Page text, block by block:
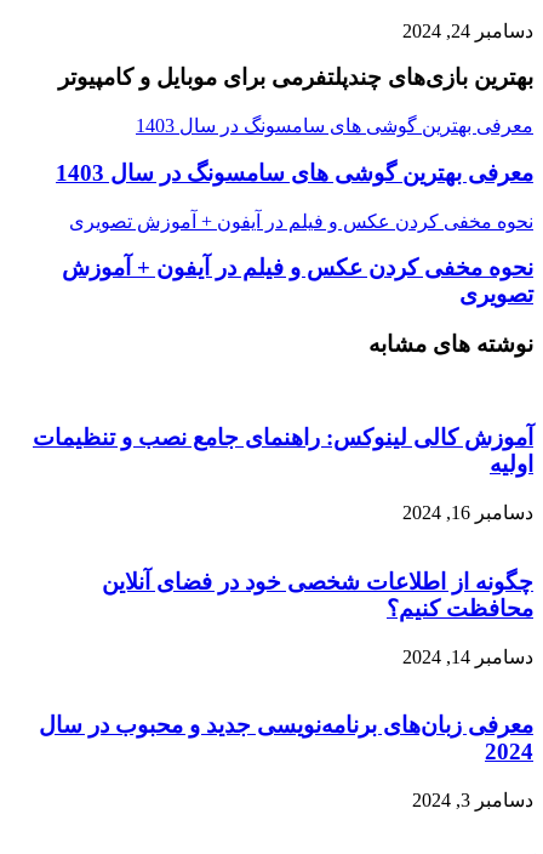
دسامبر 24, 2024
بهترین بازی‌های چندپلتفرمی برای موبایل و کامپیوتر
معرفی بهترین گوشی های سامسونگ در سال 1403
معرفی بهترین گوشی های سامسونگ در سال 1403
نحوه مخفی کردن عکس و فیلم در آیفون + آموزش تصویری
نحوه مخفی کردن عکس و فیلم در آیفون + آموزش
تصویری
نوشته های مشابه
آموزش کالی لینوکس: راهنمای جامع نصب و تنظیمات
اولیه
دسامبر 16, 2024
چگونه از اطلاعات شخصی خود در فضای آنلاین
محافظت کنیم؟
دسامبر 14, 2024
معرفی زبان‌های برنامه‌نویسی جدید و محبوب در سال
2024
دسامبر 3, 2024